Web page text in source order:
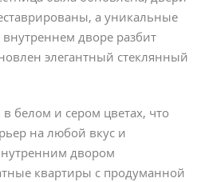
а уникальные
дворе разбит
элегантный стеклянный
белом и сером цветах, что
на любой вкус и
двором
квартиры с продуманной